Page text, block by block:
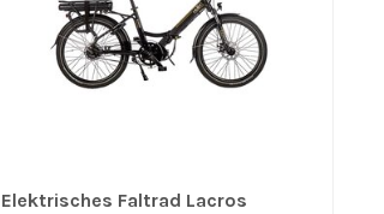
Elektrisches Faltrad Lacros